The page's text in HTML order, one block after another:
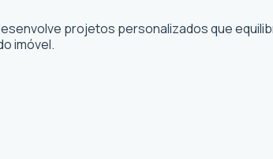
projetos personalizados que
imóvel.